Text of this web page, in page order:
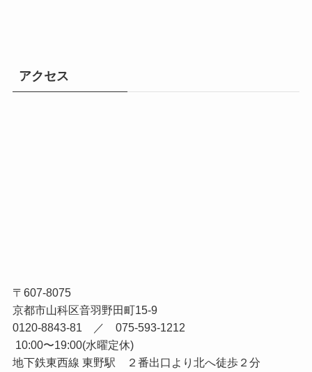
アクセス
〒607-8075
京都市山科区音羽野田町15-9
0120-8843-81 ／ 075-593-1212
10:00〜19:00(水曜定休)
地下鉄東西線 東野駅 ２番出口より北へ徒歩２分